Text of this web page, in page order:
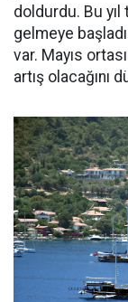
doldurdu. Bu
gelmeye
var. Mayıs
artış olacağını